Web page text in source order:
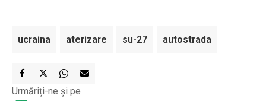
ucraina aterizare su-27 autostrada
Urmăriți-ne și pe